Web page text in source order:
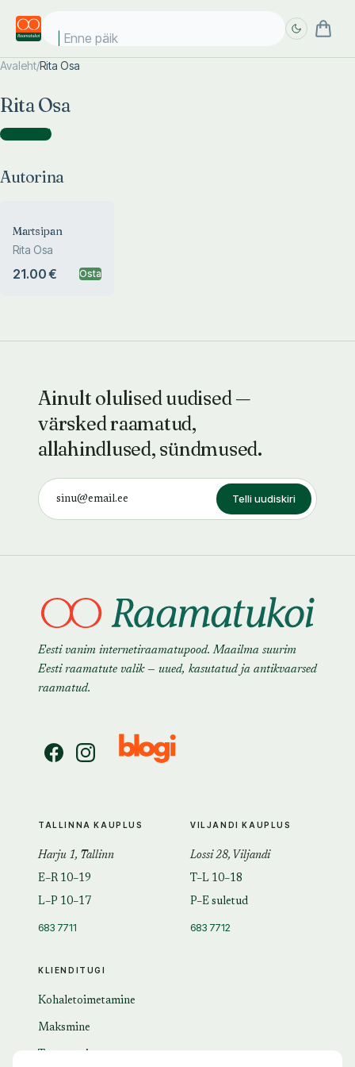
Enne päike
Avaleht/Rita Osa
Rita Osa
Autorina )
Autorina
Martsipan
Rita Osa
21.00 € Osta
Ainult olulised uudised —
värsked raamatud,
allahindlused, sündmused.
Telli uudiskiri
Eesti vanim internetiraamatupood. Maailma suurim
Eesti raamatute valik — uued, kasutatud ja antikvaarsed
raamatud.
KLIENDITUGI
Kohaletoimetamine
Maksmine
TALLINNA KAUPLUS
Harju 1, Tallinn
E–R 10–19
L–P 10–17
683 7711
VILJANDI KAUPLUS
Lossi 28, Viljandi
T–L 10–18
P–E suletud
683 7712